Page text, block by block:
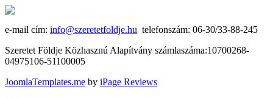
e-mail cím: info@szeretetfoldje.hu telefonszám: 06-30/33-88-245
Szeretet Földje Közhasznú Alapítvány számlaszáma:10700268-
04975106-51100005
JoomlaTemplates.me by iPage Reviews